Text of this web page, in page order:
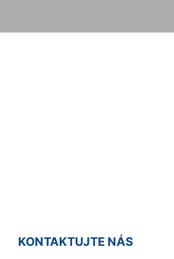
KONTAKTUJTE NÁS